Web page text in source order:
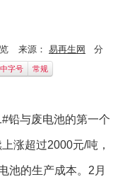
来源： 易再生网
分
中字号 常规
与废电池的第一个
涨超过2000元/吨，
池的生产成本。2月